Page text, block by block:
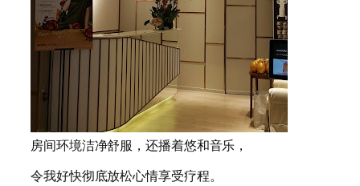
房间环境洁净舒服，还播着悠和音乐，
令我好快彻底放松心情享受疗程。